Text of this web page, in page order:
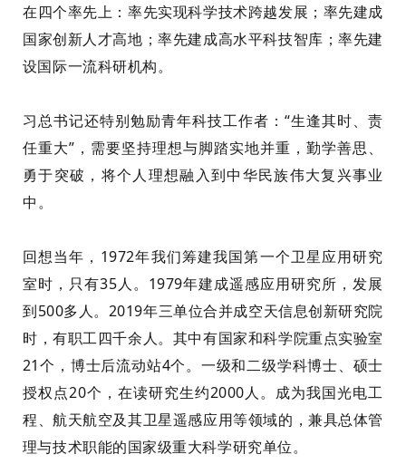
在四个率先上：率先实现科学技术跨越发展；率先建成
国家创新人才高地；率先建成高水平科技智库；率先建
设国际一流科研机构。
习总书记还特别勉励青年科技工作者：“生逢其时、责
任重大”，需要坚持理想与脚踏实地并重，勤学善思、
勇于突破，将个人理想融入到中华民族伟大复兴事业
中。
回想当年， 1972年我们筹建我国第一个卫星应用研究
室时，只有35人。 1979年建成遥感应用研究所，发展
到500多人。 2019年三单位合并成空天信息创新研究院
时，有职工四千余人。 其中有国家和科学院重点实验室
21个，博士后流动站4个。一级和二级学科博士、硕士
授权点20个，在读研究生约2000人。成为我国光电工
程、航天航空及其卫星遥感应用等领域的 ，兼具总体管
理与技术职能的国家级重大科学研究单位。